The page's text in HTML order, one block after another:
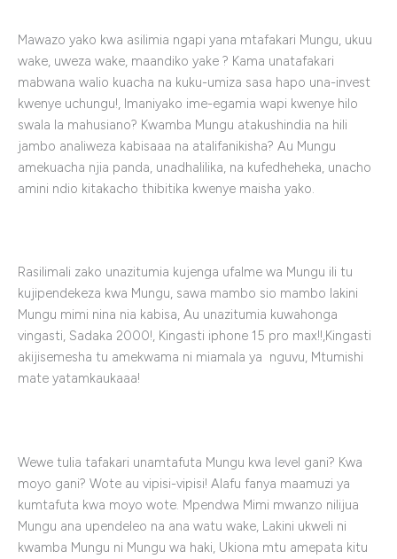
Mawazo yako kwa asilimia ngapi yana mtafakari Mungu, ukuu
wake, uweza wake, maandiko yake ? Kama unatafakari
mabwana walio kuacha na kuku-umiza sasa hapo una-invest
kwenye uchungu!, Imaniyako ime-egamia wapi kwenye hilo
swala la mahusiano? Kwamba Mungu atakushindia na hili
jambo analiweza kabisaaa na atalifanikisha? Au Mungu
amekuacha njia panda, unadhalilika, na kufedheheka, unacho
amini ndio kitakacho thibitika kwenye maisha yako.
Rasilimali zako unazitumia kujenga ufalme wa Mungu ili tu
kujipendekeza kwa Mungu, sawa mambo sio mambo lakini
Mungu mimi nina nia kabisa, Au unazitumia kuwahonga
vingasti, Sadaka 2000!, Kingasti iphone 15 pro max!!,Kingasti
akijisemesha tu amekwama ni miamala ya nguvu, Mtumishi
mate yatamkaukaaa!
Wewe tulia tafakari unamtafuta Mungu kwa level gani? Kwa
moyo gani? Wote au vipisi-vipisi! Alafu fanya maamuzi ya
kumtafuta kwa moyo wote. Mpendwa Mimi mwanzo nilijua
Mungu ana upendeleo na ana watu wake, Lakini ukweli ni
kwamba Mungu ni Mungu wa haki, Ukiona mtu amepata kitu